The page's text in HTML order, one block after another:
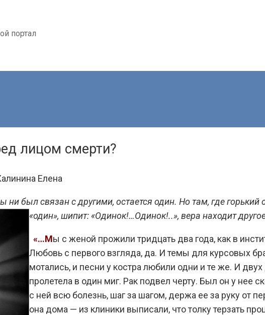
портал
лицом смерти?
Елена
ни был связан с другими, остается один. Но там, где
«один», шипит: «Одинок!…Одинок!..», вера находит
«…Мы с женой прожили тридцать два года, как в
Любовь с первого взгляда, да. И темы для курсовых
мотались, и песни у костра любили одни и те же. И
пролетела в один миг. Рак подвел черту. Был он у нее
с ней всю болезнь, шаг за шагом, держа ее за руку от
она дома — из клиники выписали, что толку терзать